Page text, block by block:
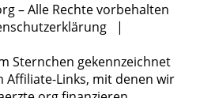
– Alle Rechte vorbehalten
|
Sternchen gekennzeichnet
Affiliate-Links, mit denen wir